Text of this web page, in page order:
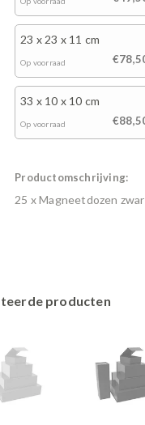
23 x 23 x 11 cm
Op voorraad
33 x 10 x 10 cm
Op voorraad
Productomschrijving:
25 x Magneetdozen
producten